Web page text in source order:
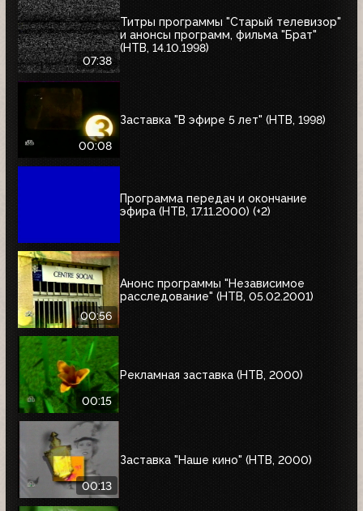
07:38
Титры программы "Старый телевизор"
и анонсы программ, фильма "Брат"
(НТВ, 14.10.1998)
00:08
Заставка "В эфире 5 лет" (НТВ, 1998)
Программа передач и окончание
эфира (НТВ, 17.11.2000) (+2)
00:56
Анонс программы "Независимое
расследование" (НТВ, 05.02.2001)
00:15
Рекламная заставка (НТВ, 2000)
00:13
Заставка "Наше кино" (НТВ, 2000)